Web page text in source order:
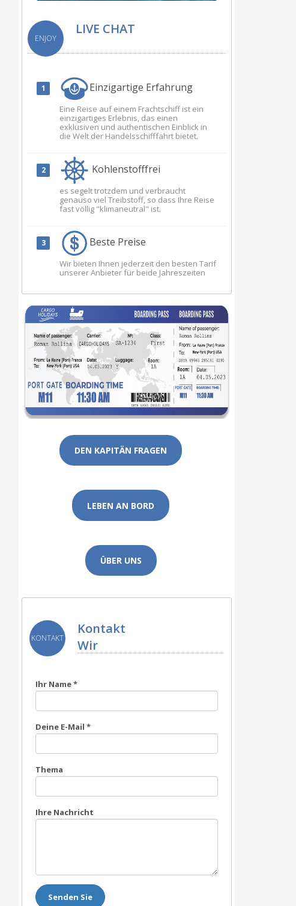
ENJOY
LIVE CHAT
Einzigartige Erfahrung
Eine Reise auf einem Frachtschiff ist ein
einzigartiges Erlebnis, das einen
exklusiven und authentischen Einblick in
die Welt der Handelsschifffahrt bietet.
Kohlenstofffrei
es segelt trotzdem und verbraucht
genauso viel Treibstoff, so dass Ihre Reise
fast völlig "klimaneutral" ist.
Beste Preise
Wir bieten Ihnen jederzeit den besten Tarif
unserer Anbieter für beide Jahreszeiten
DEN KAPITÄN FRAGEN
LEBEN AN BORD
ÜBER UNS
KONTAKT
Kontakt
Wir
Ihr Name*
Deine E-Mail *
Thema
Ihre Nachricht